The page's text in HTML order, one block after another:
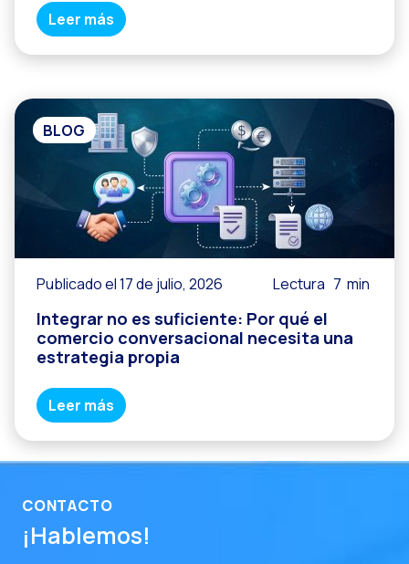
Leer más
BLOG
Publicado el 17 de julio, 2026 Lectura 7 min
Integrar no es suficiente: Por qué el
comercio conversacional necesita una
estrategia propia
Leer más
CONTACTO
¡Hablemos!